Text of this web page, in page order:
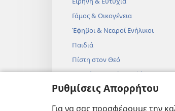
Ρυθμίσεις Απορρήτου
Για να σας προσφέρουμε την
Γάμος & Οικογένεια
Έφηβοι & Νεαροί Ενήλικοι
Παιδιά
Πίστη στον Θεό
Επιστήμη & Αγία Γραφή
Ιστορία & Αγία Γραφή